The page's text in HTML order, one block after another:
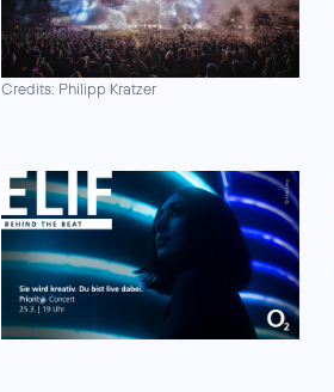
Credits: Philipp Kratzer